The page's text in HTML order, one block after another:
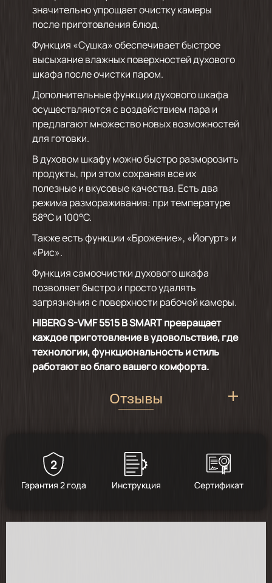
значительно упрощает очистку камеры
после приготовления блюд.
Функция «Сушка» обеспечивает быстрое
высыхание влажных поверхностей духового
шкафа после очистки паром.
Дополнительные функции духового шкафа
осуществляются с воздействием пара и
предлагают множество новых возможностей
для готовки.
В духовом шкафу можно быстро разморозить
продукты, при этом сохраняя все их
полезные и вкусовые качества. Есть два
режима размораживания: при температуре
58°C и 100°C.
Также есть функции «Брожение», «Йогурт» и
«Рис».
Функция самоочистки духового шкафа
позволяет быстро и просто удалять
загрязнения с поверхности рабочей камеры.
HIBERG S-VMF 5515 B SMART превращает
каждое приготовление в удовольствие, где
технологии, функциональность и стиль
работают во благо вашего комфорта.
Отзывы
2
Гарантия 2 года Инструкция Сертификат